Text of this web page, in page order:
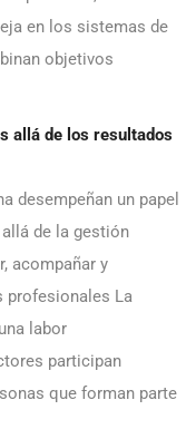
en los sistemas de
objetivos
allá de los resultados
desempeñan un papel
de la gestión
acompañar y
profesionales La
labor
participan
que forman parte